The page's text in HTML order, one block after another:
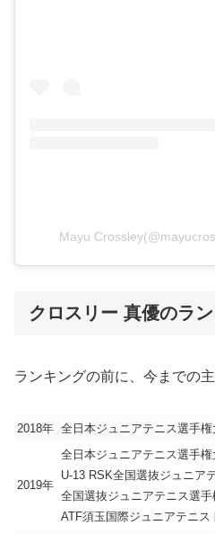
Mayu
クロスリー 真優のラ
ランキングの前に、今までの
2018年 全日本ジュニアテニス選手
2019年
全日本ジュニアテニス選手
U-13 RSK全国選抜ジュニ
全国選抜ジュニアテニス選
ATF須玉国際ジュニアテニ